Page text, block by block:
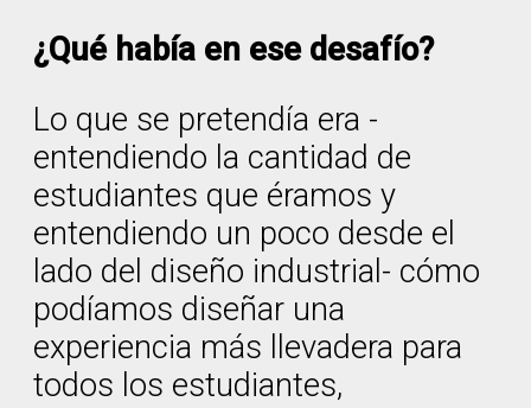
¿Qué había en ese desafío?
Lo que se pretendía era -
entendiendo la cantidad de
estudiantes que éramos y
entendiendo un poco desde el
lado del diseño industrial- cómo
podíamos diseñar una
experiencia más llevadera para
todos los estudiantes,